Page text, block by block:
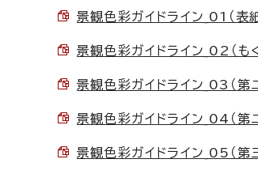
景観色彩ガイドライン_01（表
景観色彩ガイドライン_02（
景観色彩ガイドライン_03（
景観色彩ガイドライン_04（
景観色彩ガイドライン_05（